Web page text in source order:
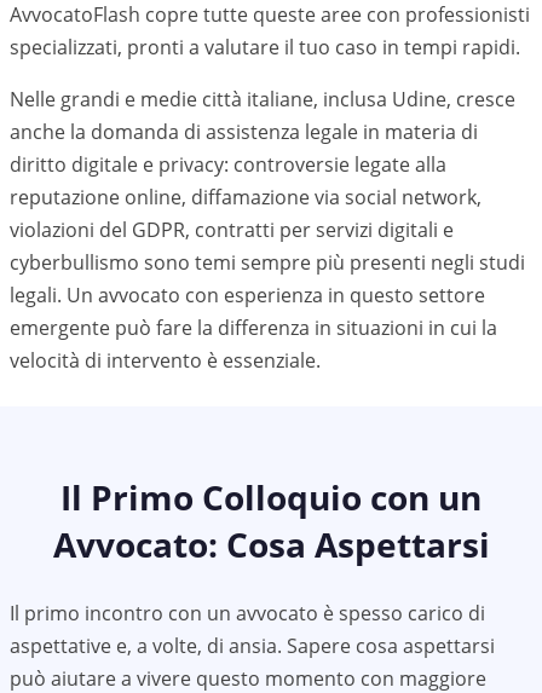
AvvocatoFlash copre tutte queste aree con professionisti
specializzati, pronti a valutare il tuo caso in tempi rapidi.
Nelle grandi e medie città italiane, inclusa Udine, cresce
anche la domanda di assistenza legale in materia di
diritto digitale e privacy: controversie legate alla
reputazione online, diffamazione via social network,
violazioni del GDPR, contratti per servizi digitali e
cyberbullismo sono temi sempre più presenti negli studi
legali. Un avvocato con esperienza in questo settore
emergente può fare la differenza in situazioni in cui la
velocità di intervento è essenziale.
Il Primo Colloquio con un
Avvocato: Cosa Aspettarsi
Il primo incontro con un avvocato è spesso carico di
aspettative e, a volte, di ansia. Sapere cosa aspettarsi
può aiutare a vivere questo momento con maggiore